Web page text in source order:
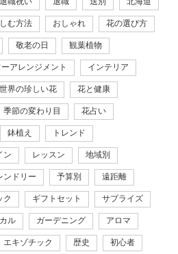
職祝い 退職 送別 北海道
む方法 おしゃれ 花の選び方
敬老の日 観葉植物
アレンジメント インテリア
世界の珍しい花 花と健康
季節の変わり目 花占い
鉢植え トレンド
ン レッスン 地域別
ンドリー 予算別 遠距離
ク ギフトセット サプライズ
ル ガーデニング アロマ
エキゾチック 歴史 初心者